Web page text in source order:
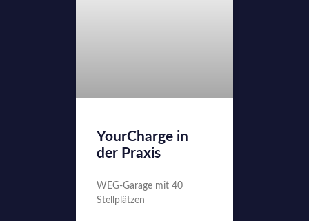
YourCharge in
der Praxis
WEG-Garage mit 40
Stellplätzen